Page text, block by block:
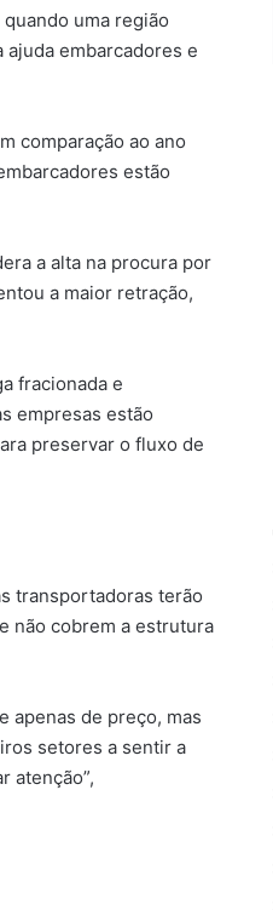
uma região
embarcadores e
comparação ao ano
estão
a alta na procura por
a maior retração,
fracionada e
empresas estão
preservar o fluxo de
transportadoras terão
não cobrem a estrutura
apenas de preço, mas
setores a sentir a
atenção”,